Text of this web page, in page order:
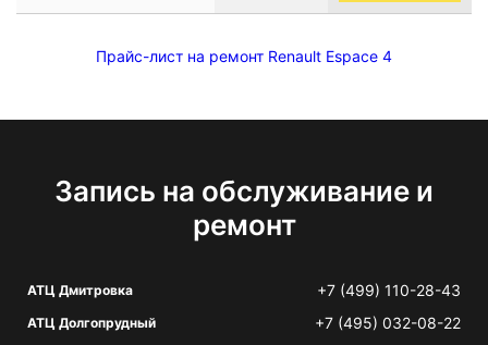
Прайс-лист на ремонт Renault Espace 4
Запись на обслуживание и
ремонт
АТЦ Дмитровка +7 (499) 110-28-43
АТЦ Долгопрудный +7 (495) 032-08-22